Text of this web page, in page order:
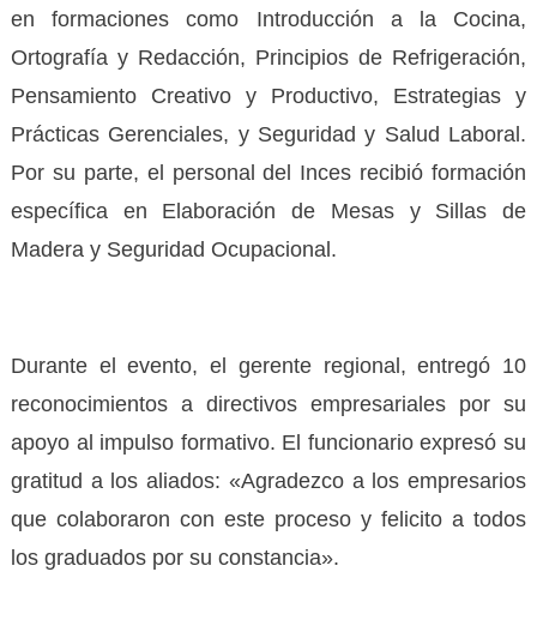
en formaciones como Introducción a la Cocina,
Ortografía y Redacción, Principios de Refrigeración,
Pensamiento Creativo y Productivo, Estrategias y
Prácticas Gerenciales, y Seguridad y Salud Laboral.
Por su parte, el personal del Inces recibió formación
específica en Elaboración de Mesas y Sillas de
Madera y Seguridad Ocupacional.
‎Durante el evento, el gerente regional, entregó 10
reconocimientos a directivos empresariales por su
apoyo al impulso formativo. El funcionario expresó su
gratitud a los aliados: «Agradezco a los empresarios
que colaboraron con este proceso y felicito a todos
los graduados por su constancia».